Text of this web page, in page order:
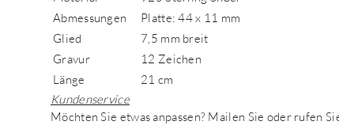
Abmessungen
Platte: 44 x 11 mm
Glied
7,5 mm breit
Gravur
12 Zeichen
Länge
21 cm
Kundenservice
Möchten Sie etwas anpassen? Mailen Sie oder rufen